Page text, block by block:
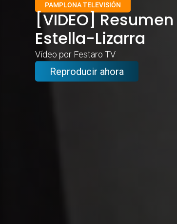
PAMPLONA TELEVISIÓN
[VIDEO]
Estella-Lizarra
Vídeo por Festaro TV
Reproducir ahora